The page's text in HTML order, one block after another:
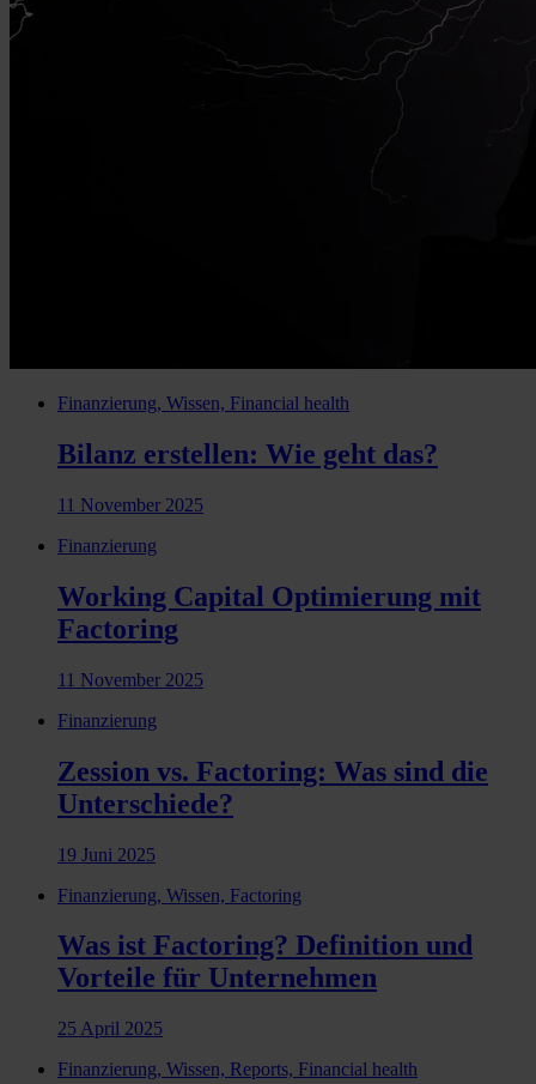
Finanzierung, Wissen, Financial health
Bilanz erstellen: Wie geht das?
11 November 2025
Finanzierung
Working Capital Optimierung mit
Factoring
11 November 2025
Finanzierung
Zession vs. Factoring: Was sind die
Unterschiede?
19 Juni 2025
Finanzierung, Wissen, Factoring
Was ist Factoring? Definition und
Vorteile für Unternehmen
25 April 2025
Finanzierung, Wissen, Reports, Financial health